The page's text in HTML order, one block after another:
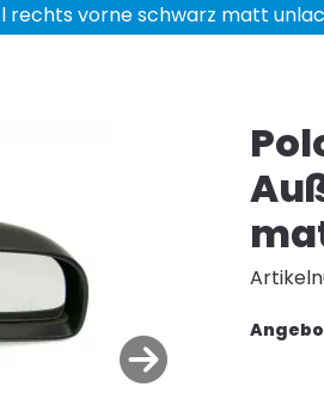
rechts vorne schwarz matt